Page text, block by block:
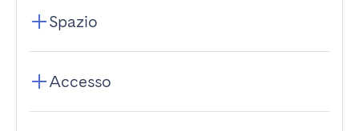
Spazio
Accesso